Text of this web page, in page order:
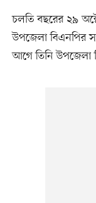
চলতি বছরের ২৯
উপজেলা বিএনপির
আগে তিনি উপজেলা